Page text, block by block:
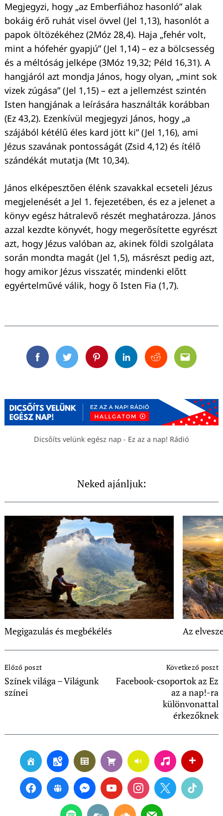
Megjegyzi, hogy „az Emberfiához hasonló” alak
bokáig érő ruhát visel övvel (Jel 1,13), hasonlót a
papok öltözékéhez (2Móz 28,4). Haja „fehér volt,
mint a hófehér gyapjú” (Jel 1,14) – ez a bölcsesség
és a méltóság jelképe (3Móz 19,32; Péld 16,31). A
hangjáról azt mondja János, hogy olyan, „mint sok
vizek zúgása” (Jel 1,15) – ezt a jellemzést szintén
Isten hangjának a leírására használták korábban
(Ez 43,2). Ezenkívül megjegyzi János, hogy „a
szájából kétélű éles kard jött ki” (Jel 1,16), ami
Jézus szavának pontosságát (Zsid 4,12) és ítélő
szándékát mutatja (Mt 10,34).
János elképesztően élénk szavakkal ecseteli Jézus
megjelenését a Jel 1. fejezetében, és ez a jelenet a
könyv egész hátralevő részét meghatározza. János
azzal kezdte könyvét, hogy megerősítette egyrészt
azt, hogy Jézus valóban az, akinek földi szolgálata
során mondta magát (Jel 1,5), másrészt pedig azt,
hogy amikor Jézus visszatér, mindenki előtt
egyértelművé válik, hogy ő Isten Fia (1,7).
FacebookTwitterPinterestLinkedinRedditEmail
Dicsőíts velünk egész nap - Ez az a nap! Rádió
Neked ajánljuk:
Megigazulás és megbékélés Az
Navigation
Előző poszt
Színek világa – Világunk
színei
Következő poszt
Facebook-csoportok az Ez
az a nap!-ra
különvonattal
érkezőknek